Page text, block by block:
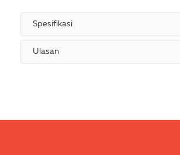
Spesifikasi
Ulasan